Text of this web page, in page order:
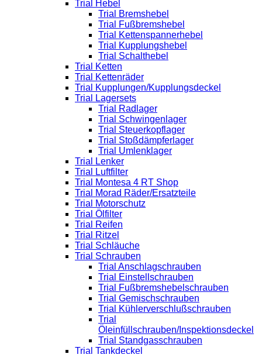
Trial Hebel
Trial Bremshebel
Trial Fußbremshebel
Trial Kettenspannerhebel
Trial Kupplungshebel
Trial Schalthebel
Trial Ketten
Trial Kettenräder
Trial Kupplungen/Kupplungsdeckel
Trial Lagersets
Trial Radlager
Trial Schwingenlager
Trial Steuerkopflager
Trial Stoßdämpferlager
Trial Umlenklager
Trial Lenker
Trial Luftfilter
Trial Montesa 4 RT Shop
Trial Morad Räder/Ersatzteile
Trial Motorschutz
Trial Ölfilter
Trial Reifen
Trial Ritzel
Trial Schläuche
Trial Schrauben
Trial Anschlagschrauben
Trial Einstellschrauben
Trial Fußbremshebelschrauben
Trial Gemischschrauben
Trial Kühlerverschlußschrauben
Trial
Öleinfüllschrauben/Inspektionsdeckel
Trial Standgasschrauben
Trial Tankdeckel